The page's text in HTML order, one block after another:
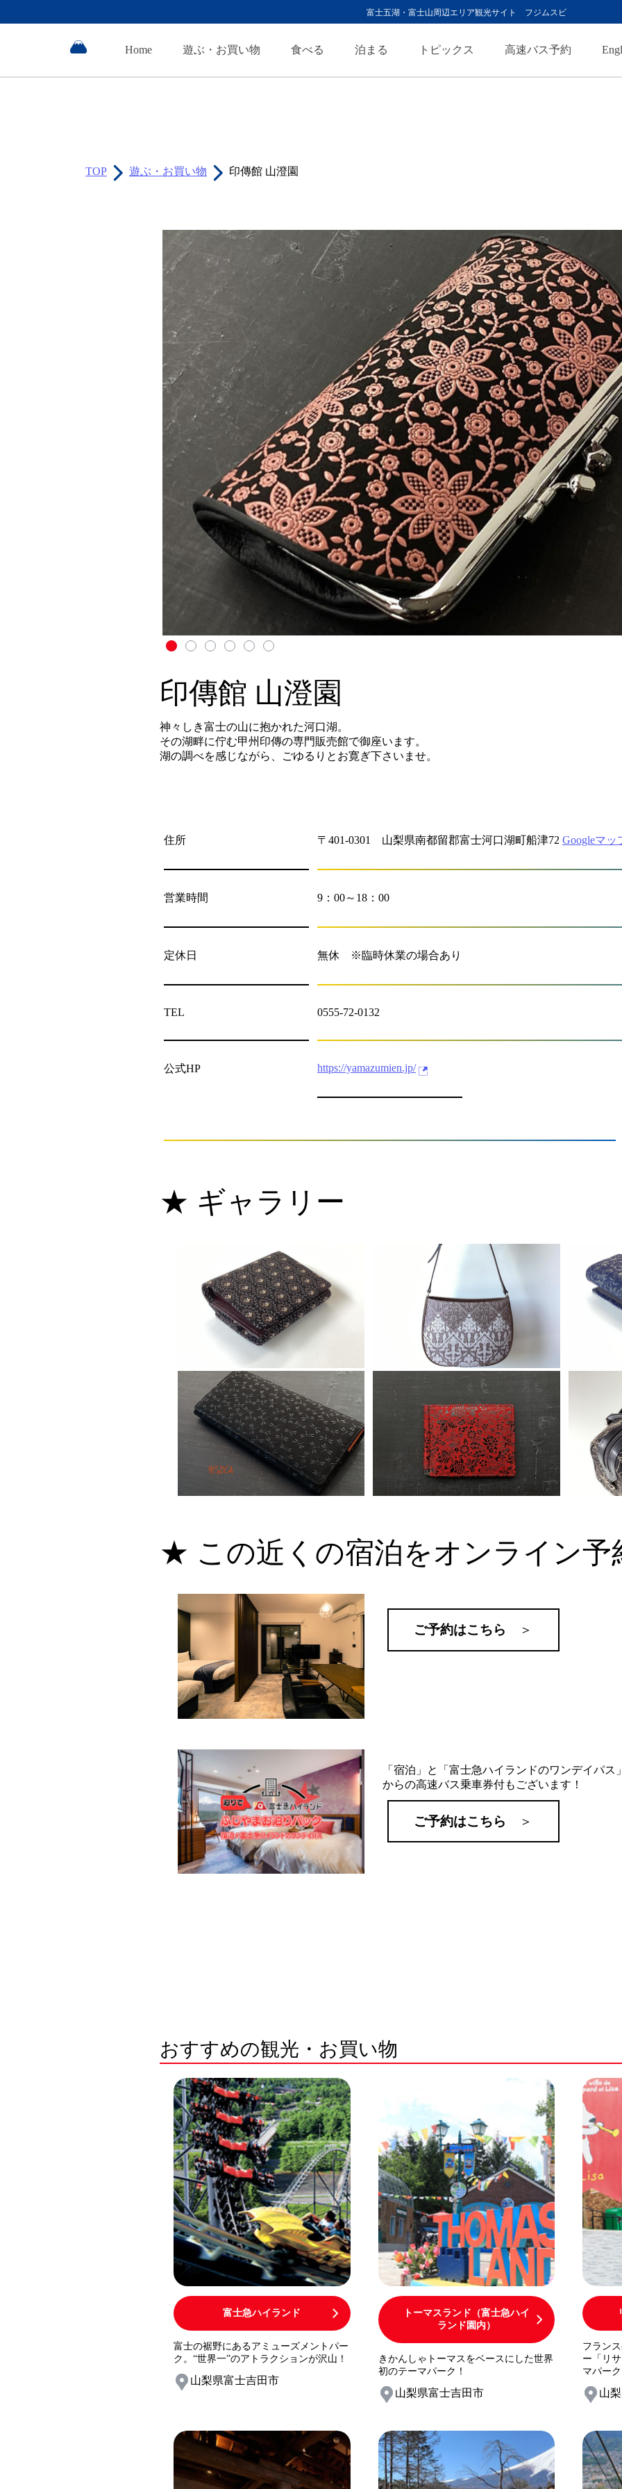
富士五湖・富士山周辺エリア観光サイト フジムスビ
Home 遊ぶ・お買い物 食べる 泊まる トピックス 高速バス予約
TOP 遊ぶ・お買い物 印傳館 山澄園
印傳館 山澄園
神々しき富士の山に抱かれた河口湖。
その湖畔に佇む甲州印傳の専門販売館で御座います。
湖の調べを感じながら、ごゆるりとお寛ぎ下さいませ。
住所 〒401-0301 山梨県南都留郡富士河口湖町船津72 Googleマッ
営業時間 9：00～18：00
定休日 無休 ※臨時休業の場合あり
TEL 0555-72-0132
公式HP https://yamazumien.jp/
★ ギャラリー
★ この近くの宿泊をオンライン予
ご予約はこちら ＞
「宿泊」と「富士急ハイランドのワンデイパ
からの高速バス乗車券付もございます！
ご予約はこちら ＞
おすすめの観光・お買い物
富士急ハイランド
富士の裾野にあるアミューズメントパー
ク。“世界一”のアトラクションが沢山！
山梨県富士吉田市
トーマスランド（富士急ハイ
ランド園内）
きかんしゃトーマスをベースにした世界
初のテーマパーク！
山梨県富士吉田市
フラン
ー「リ
マパー
山